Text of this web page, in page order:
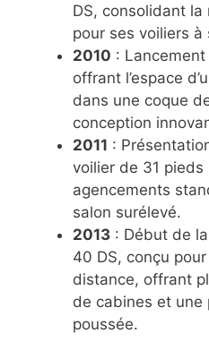
DS, consolidant
pour ses voiliers à
2010 :
offrant l’espace
dans une coque
conception
2011 :
voilier de 31 pieds
agencements
salon surélevé.
2013 : Début de
40 DS, conçu
distance, offrant
de cabines et une
poussée.